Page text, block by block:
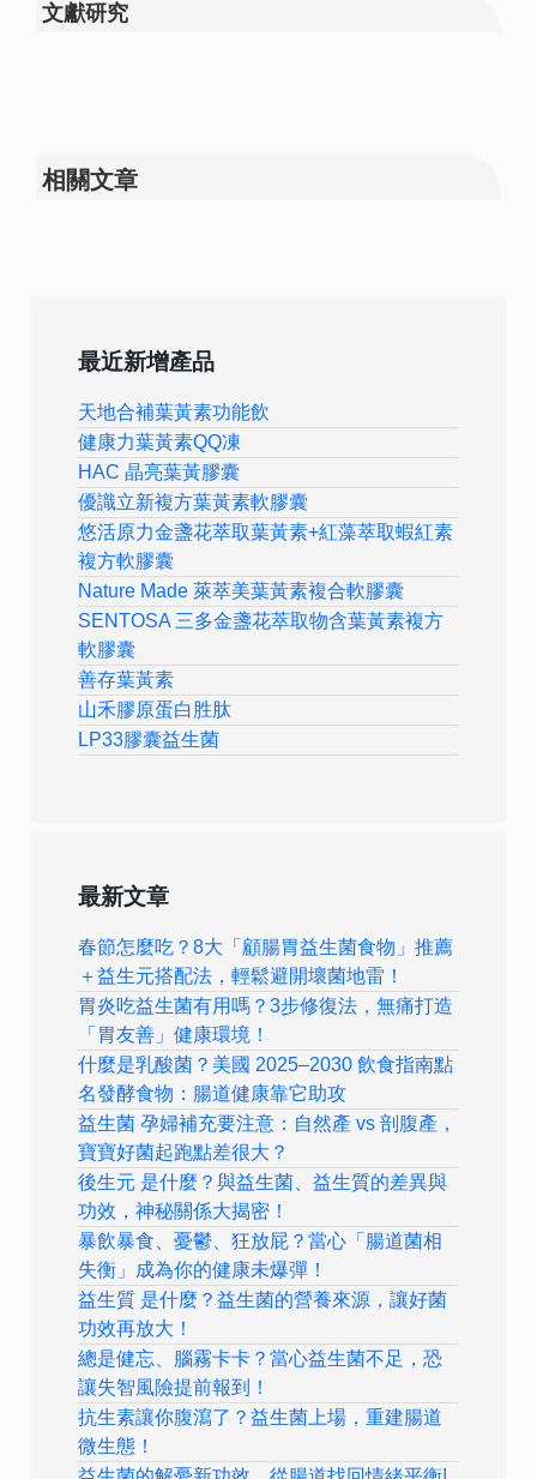
文獻研究
相關文章
最近新增產品
天地合補葉黃素功能飲
健康力葉黃素QQ凍
HAC 晶亮葉黃膠囊
優識立新複方葉黃素軟膠囊
悠活原力金盞花萃取葉黃素+紅藻萃取蝦紅素
複方軟膠囊
Nature Made 萊萃美葉黃素複合軟膠囊
SENTOSA 三多金盞花萃取物含葉黃素複方
軟膠囊
善存葉黃素
山禾膠原蛋白胜肽
LP33膠囊益生菌
最新文章
春節怎麼吃？8大「顧腸胃益生菌食物」推薦
＋益生元搭配法，輕鬆避開壞菌地雷！
胃炎吃益生菌有用嗎？3步修復法，無痛打造
「胃友善」健康環境！
什麼是乳酸菌？美國 2025–2030 飲食指南點
名發酵食物：腸道健康靠它助攻
益生菌 孕婦補充要注意：自然產 vs 剖腹產，
寶寶好菌起跑點差很大？
後生元 是什麼？與益生菌、益生質的差異與
功效，神秘關係大揭密！
暴飲暴食、憂鬱、狂放屁？當心「腸道菌相
失衡」成為你的健康未爆彈！
益生質 是什麼？益生菌的營養來源，讓好菌
功效再放大！
總是健忘、腦霧卡卡？當心益生菌不足，恐
讓失智風險提前報到！
抗生素讓你腹瀉了？益生菌上場，重建腸道
微生態！